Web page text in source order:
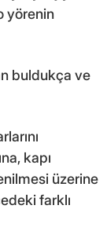
yörenin
buldukça ve
kapı
üzerine
farklı